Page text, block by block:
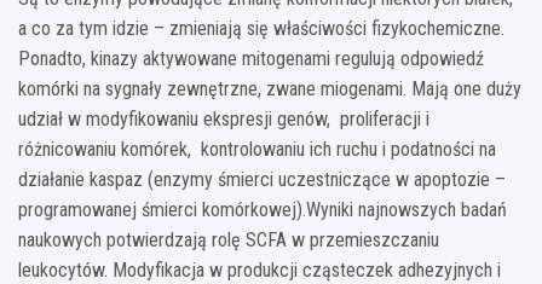
a co za tym idzie – zmieniają się właściwości fizykochemiczne.
Ponadto, kinazy aktywowane mitogenami regulują odpowiedź
komórki na sygnały zewnętrzne, zwane miogenami. Mają one duży
udział w modyfikowaniu ekspresji genów, proliferacji i
różnicowaniu komórek, kontrolowaniu ich ruchu i podatności na
działanie kaspaz (enzymy śmierci uczestniczące w apoptozie –
programowanej śmierci komórkowej).Wyniki najnowszych badań
naukowych potwierdzają rolę SCFA w przemieszczaniu
leukocytów. Modyfikacja w produkcji cząsteczek adhezyjnych i